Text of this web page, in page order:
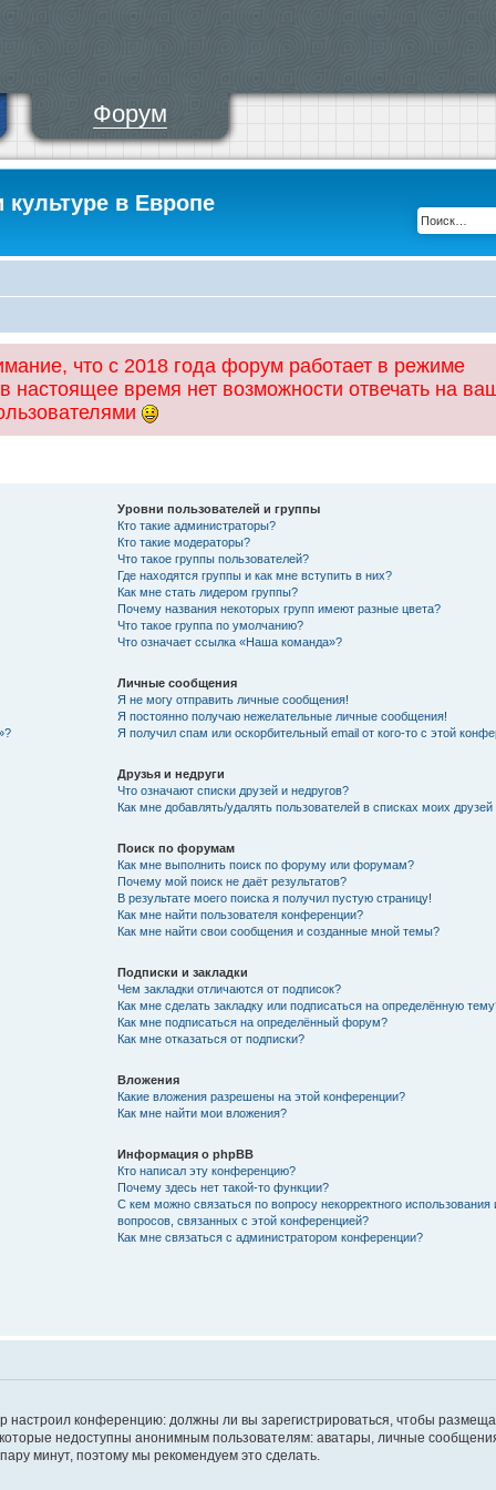
Форум
в Европе
что с 2018 года форум работает в режиме
время нет возможности отвечать на
Уровни пользователей и группы
Кто такие администраторы?
Кто такие модераторы?
Что такое группы пользователей?
Где находятся группы и как мне вступить в них?
Как мне стать лидером группы?
Почему названия некоторых групп имеют разные цвета?
Что такое группа по умолчанию?
Что означает ссылка «Наша команда»?
Личные сообщения
Я не могу отправить личные сообщения!
Я постоянно получаю нежелательные личные сообщения!
Я получил спам или оскорбительный email от кого-то с этой
Друзья и недруги
Что означают списки друзей и недругов?
Как мне добавлять/удалять пользователей в списках моих друзей
Поиск по форумам
Как мне выполнить поиск по форуму или форумам?
Почему мой поиск не даёт результатов?
В результате моего поиска я получил пустую страницу!
Как мне найти пользователя конференции?
Как мне найти свои сообщения и созданные мной темы?
Подписки и закладки
Чем закладки отличаются от подписок?
Как мне сделать закладку или подписаться на определённую
Как мне подписаться на определённый форум?
Как мне отказаться от подписки?
Вложения
Какие вложения разрешены на этой конференции?
Как мне найти мои вложения?
Информация о phpBB
Кто написал эту конференцию?
Почему здесь нет такой-то функции?
С кем можно связаться по вопросу некорректного использования
вопросов, связанных с этой конференцией?
Как мне связаться с администратором конференции?
настроил конференцию: должны ли вы зарегистрироваться, чтобы
недоступны анонимным пользователям: аватары, личные
минут, поэтому мы рекомендуем это сделать.